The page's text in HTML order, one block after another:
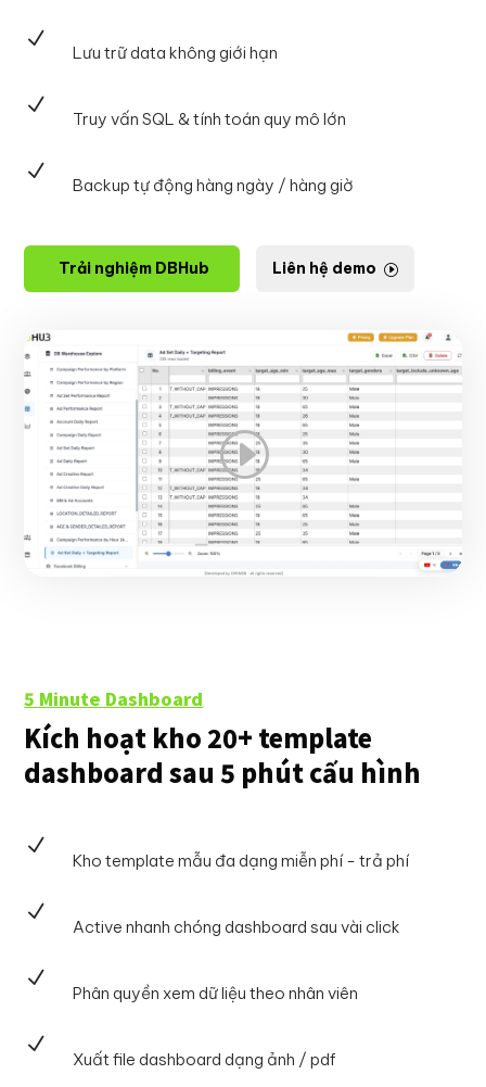
N
Lưu trữ data không giới hạn
N
Truy vấn SQL & tính toán quy mô lớn
N
Backup tự động hàng ngày / hàng giờ
Trải nghiệm DBHub Liên hệ demo
5 Minute Dashboard
Kích hoạt kho 20+ template
dashboard sau 5 phút cấu hình
N
Kho template mẫu đa dạng miễn phí - trả phí
N
Active nhanh chóng dashboard sau vài click
N
Phân quyền xem dữ liệu theo nhân viên
N
Xuất file dashboard dạng ảnh / pdf